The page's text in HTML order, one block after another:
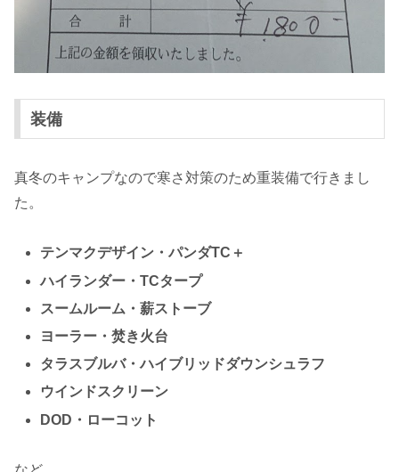
装備
真冬のキャンプなので寒さ対策のため重装備で行きまし
た。
テンマクデザイン・パンダTC＋
ハイランダー・TCタープ
スームルーム・薪ストーブ
ヨーラー・焚き火台
タラスブルバ・ハイブリッドダウンシュラフ
ウインドスクリーン
DOD・ローコット